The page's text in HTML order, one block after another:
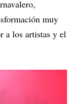
muy
a los artistas y el